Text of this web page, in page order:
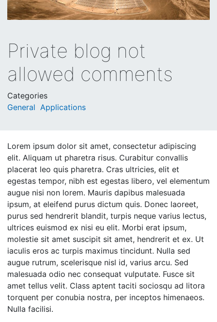
Private blog not
allowed comments
Categories
General Applications
Lorem ipsum dolor sit amet, consectetur adipiscing
elit. Aliquam ut pharetra risus. Curabitur convallis
placerat leo quis pharetra. Cras ultricies, elit et
egestas tempor, nibh est egestas libero, vel elementum
augue nisi non lorem. Mauris dapibus malesuada
ipsum, at eleifend purus dictum quis. Donec laoreet,
purus sed hendrerit blandit, turpis neque varius lectus,
ultrices euismod ex nisi eu elit. Morbi erat ipsum,
molestie sit amet suscipit sit amet, hendrerit et ex. Ut
iaculis eros ac turpis maximus tincidunt. Nulla sed
augue rutrum, scelerisque nisl id, varius arcu. Sed
malesuada odio nec consequat vulputate. Fusce sit
amet tellus velit. Class aptent taciti sociosqu ad litora
torquent per conubia nostra, per inceptos himenaeos.
Nulla facilisi.